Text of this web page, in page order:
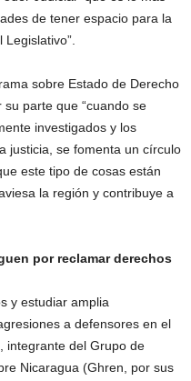
de tener espacio para la
sobre Estado de Derecho
parte que “cuando se
investigados y los
justicia, se fomenta un círculo
este tipo de cosas están
la región y contribuye a
por reclamar derechos
y estudiar amplia
a defensores en el
integrante del Grupo de
Nicaragua (Ghren, por sus